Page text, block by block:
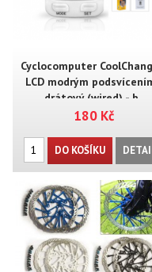
Cyclocomputer
LCD modrým
drátový (wired) - b..
180 Kč
DO KOŠÍKU